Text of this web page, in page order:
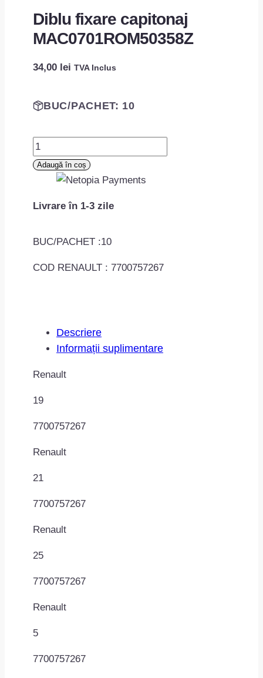
Diblu fixare capitonaj
MAC0701ROM50358Z
34,00 lei TVA Inclus
BUC/PACHET: 10
Cantitate
Diblu
fixare
MAC0701ROM50358Z
Adaugă în coș
Livrare în 1-3 zile
BUC/PACHET :10
COD RENAULT : 7700757267
Descriere
Informații suplimentare
Renault
19
7700757267
Renault
21
7700757267
Renault
25
7700757267
Renault
5
7700757267